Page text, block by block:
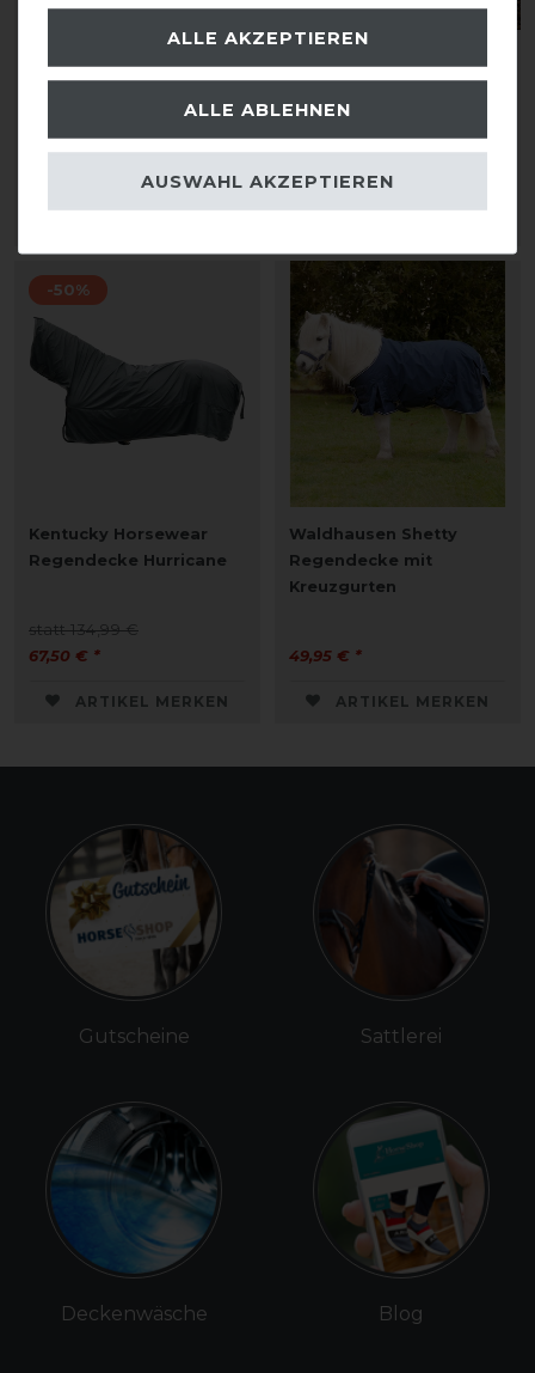
Regendecke
50g
129,95 € *
-50%
Kentucky Horsewear
Regendecke Hurricane
statt 134,99 €
67,50 € *
ARTIKEL MERKEN
Waldhausen Shetty
Regendecke mit
Kreuzgurten
49,95 € *
ARTIKEL MERKEN
Gutscheine
Deckenwäsche
Sattlerei
Blog
ALLE AKZEPTIEREN
ALLE ABLEHNEN
AUSWAHL AKZEPTIEREN